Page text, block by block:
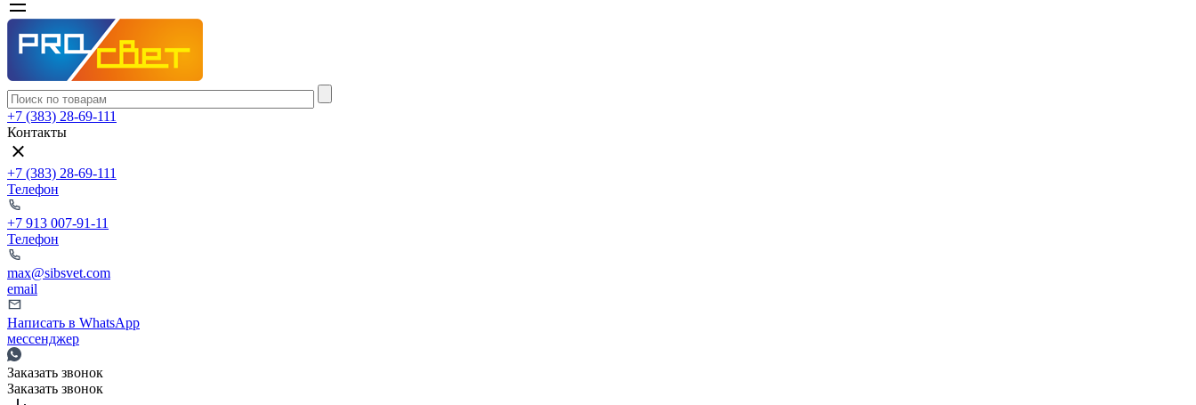
+7 (383) 28-69-111
Контакты
+7 (383) 28-69-111
Телефон
+7 913 007-91-11
Телефон
max@sibsvet.com
email
Написать в WhatsApp
мессенджер
Заказать звонок
Заказать звонок